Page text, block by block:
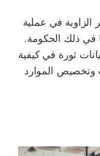
في عملية
في ذلك الحكومة.
ثورة في كيفية
وتخصيص الموارد